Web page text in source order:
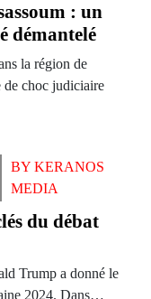
: un
démantelé
la région de
de choc judiciaire
BY KERANOS
MEDIA
du débat
Trump a donné le
2024. Dans…